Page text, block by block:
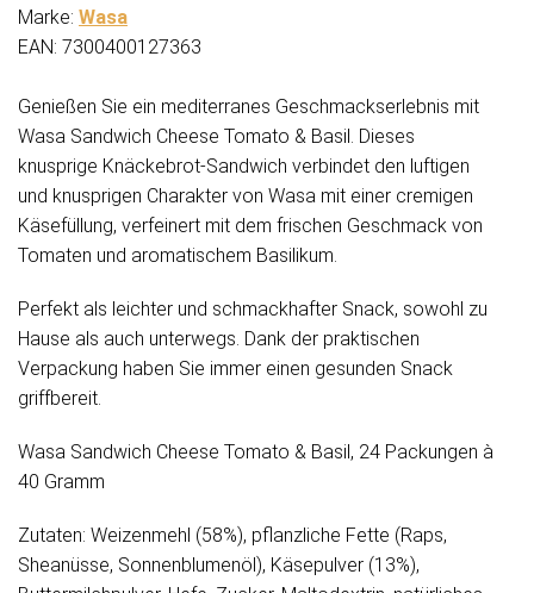
Marke: Wasa
EAN: 7300400127363
Genießen Sie ein mediterranes Geschmackserlebnis mit
Wasa Sandwich Cheese Tomato & Basil. Dieses
knusprige Knäckebrot-Sandwich verbindet den luftigen
und knusprigen Charakter von Wasa mit einer cremigen
Käsefüllung, verfeinert mit dem frischen Geschmack von
Tomaten und aromatischem Basilikum.
Perfekt als leichter und schmackhafter Snack, sowohl zu
Hause als auch unterwegs. Dank der praktischen
Verpackung haben Sie immer einen gesunden Snack
griffbereit.
Wasa Sandwich Cheese Tomato & Basil, 24 Packungen à
40 Gramm
Zutaten: Weizenmehl (58%), pflanzliche Fette (Raps,
Sheanüsse, Sonnenblumenöl), Käsepulver (13%),